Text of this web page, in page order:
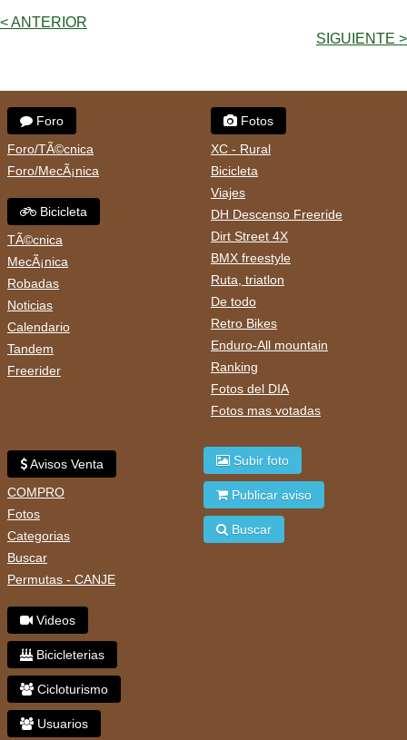
< ANTERIOR
SIGUIENTE >
Foro
Foro/TÃ©cnica
Foro/MecÃ¡nica
Bicicleta
TÃ©cnica
MecÃ¡nica
Robadas
Noticias
Calendario
Tandem
Freerider
Fotos
XC - Rural
Bicicleta
Viajes
DH Descenso Freeride
Dirt Street 4X
BMX freestyle
Ruta, triatlon
De todo
Retro Bikes
Enduro-All mountain
Ranking
Fotos del DIA
Fotos mas votadas
Avisos Venta
COMPRO
Fotos
Categorias
Buscar
Permutas - CANJE
Videos
Bicicleterias
Cicloturismo
Usuarios
Subir foto
Publicar aviso
Buscar